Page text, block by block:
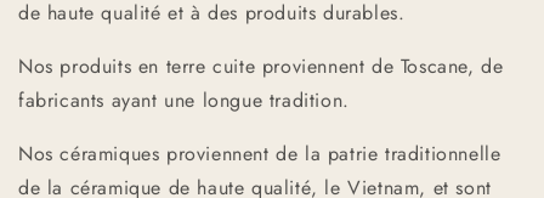
de haute qualité et à des produits durables.
Nos produits en terre cuite proviennent de Toscane, de
fabricants ayant une longue tradition.
Nos céramiques proviennent de la patrie traditionnelle
de la céramique de haute qualité, le Vietnam, et sont